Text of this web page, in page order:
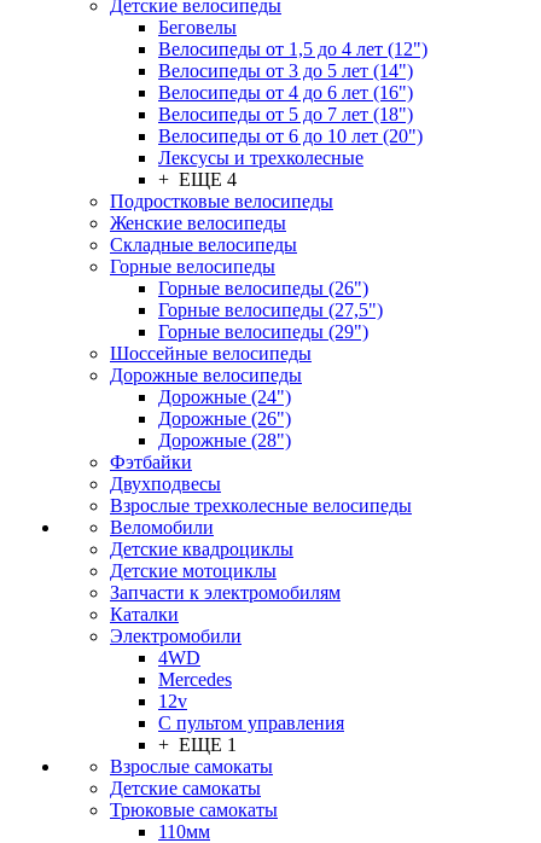
Детские велосипеды
Беговелы
Велосипеды от 1,5 до 4 лет (12")
Велосипеды от 3 до 5 лет (14")
Велосипеды от 4 до 6 лет (16")
Велосипеды от 5 до 7 лет (18")
Велосипеды от 6 до 10 лет (20")
Лексусы и трехколесные
+ ЕЩЕ 4
Подростковые велосипеды
Женские велосипеды
Складные велосипеды
Горные велосипеды
Горные велосипеды (26")
Горные велосипеды (27,5")
Горные велосипеды (29")
Шоссейные велосипеды
Дорожные велосипеды
Дорожные (24")
Дорожные (26")
Дорожные (28")
Фэтбайки
Двухподвесы
Взрослые трехколесные велосипеды
Веломобили
Детские квадроциклы
Детские мотоциклы
Запчасти к электромобилям
Каталки
Электромобили
4WD
Mercedes
12v
С пультом управления
+ ЕЩЕ 1
Взрослые самокаты
Детские самокаты
Трюковые самокаты
110мм